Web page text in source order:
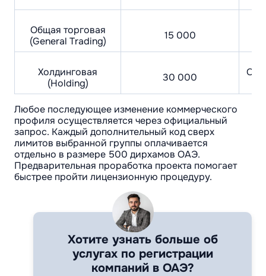
Общая торговая
(General Trading)
15 000
Холдинговая
(Holding)
30 000
Любое последующее изменение коммерческого
профиля осуществляется через официальный
запрос. Каждый дополнительный код сверх
лимитов выбранной группы оплачивается
отдельно в размере 500 дирхамов ОАЭ.
Предварительная проработка проекта помогает
быстрее пройти лицензионную процедуру.
Хотите узнать больше об
услугах по регистрации
компаний в ОАЭ?